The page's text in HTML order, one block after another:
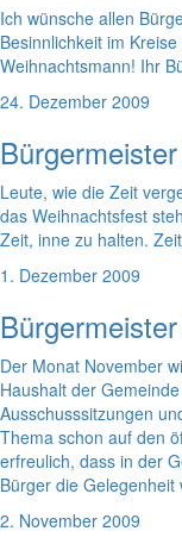
Ich wünsche allen
Besinnlichkeit im
Weihnachtsmann! Ihr
24. Dezember 2009
Leute, wie die Zeit
das Weihnachtsfest
Zeit, inne zu halten.
1. Dezember 2009
Der Monat November
Haushalt der
Ausschusssitzungen
Thema schon auf den
erfreulich, dass in der
Bürger die
2. November 2009